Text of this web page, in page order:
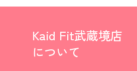
Kaid Fit武蔵境店
について